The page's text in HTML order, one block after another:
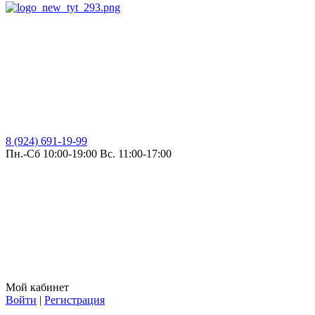
8 (924) 691-19-99
Пн.-Сб 10:00-19:00 Вс. 11:00-17:00
Мой кабинет
Войти | Регистрация